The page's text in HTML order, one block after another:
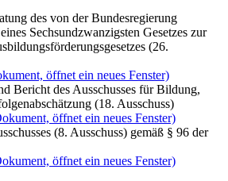
des von der Bundesregierung
Sechsundzwanzigsten Gesetzes zur
(26.
öffnet ein neues Fenster)
Bericht des Ausschusses für Bildung,
(18. Ausschuss)
öffnet ein neues Fenster)
(8. Ausschuss) gemäß § 96 der
öffnet ein neues Fenster)